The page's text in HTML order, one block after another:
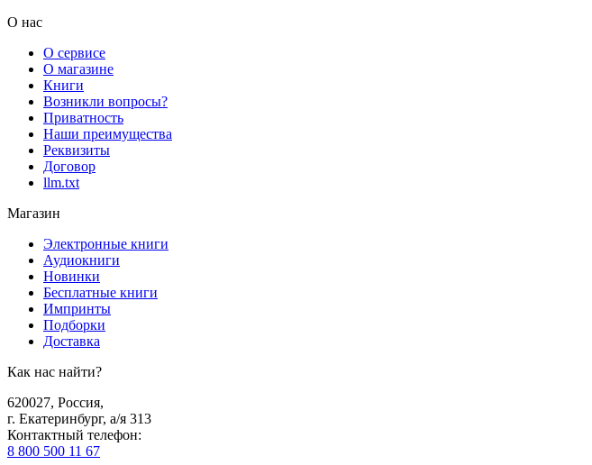
О нас
О сервисе
О магазине
Книги
Возникли вопросы?
Приватность
Наши преимущества
Реквизиты
Договор
llm.txt
Магазин
Электронные книги
Аудиокниги
Новинки
Бесплатные книги
Импринты
Подборки
Доставка
Как нас найти?
620027, Россия,
г. Екатеринбург, а/я 313
Контактный телефон:
8 800 500 11 67